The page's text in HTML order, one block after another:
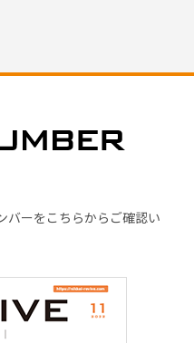
バーをこちらからご確認い